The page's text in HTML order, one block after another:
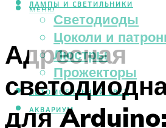
ЛАМПЫ И СВЕТИЛЬНИКИ
Светодиоды
Цоколи и
Люстры
Прожекторы
АВТОМОБИЛЬНЫЙ СВЕТ
АКВАРИУМ
МЕНЮ
Адресная
для Arduino: